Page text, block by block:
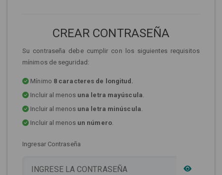
CREAR CONTRASEÑA
Su contraseña debe cumplir con los siguientes requisitos
mínimos de seguridad:
Mínimo 8 caracteres de longitud.
Incluir al menos una letra mayúscula.
Incluir al menos una letra minúscula.
Incluir al menos un número.
Ingresar Contraseña